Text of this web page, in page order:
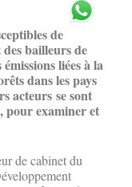
de
bailleurs de
liées à la
dans les pays
acteurs se sont
pour examiner et
de cabinet du